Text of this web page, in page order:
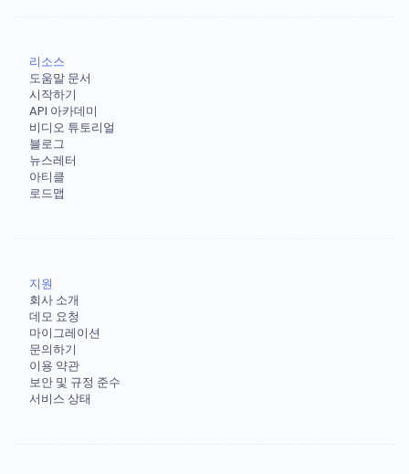
리소스
도움말 문서
시작하기
API 아카데미
비디오 튜토리얼
블로그
뉴스레터
아티클
로드맵
지원
회사 소개
데모 요청
마이그레이션
문의하기
이용 약관
보안 및 규정 준수
서비스 상태